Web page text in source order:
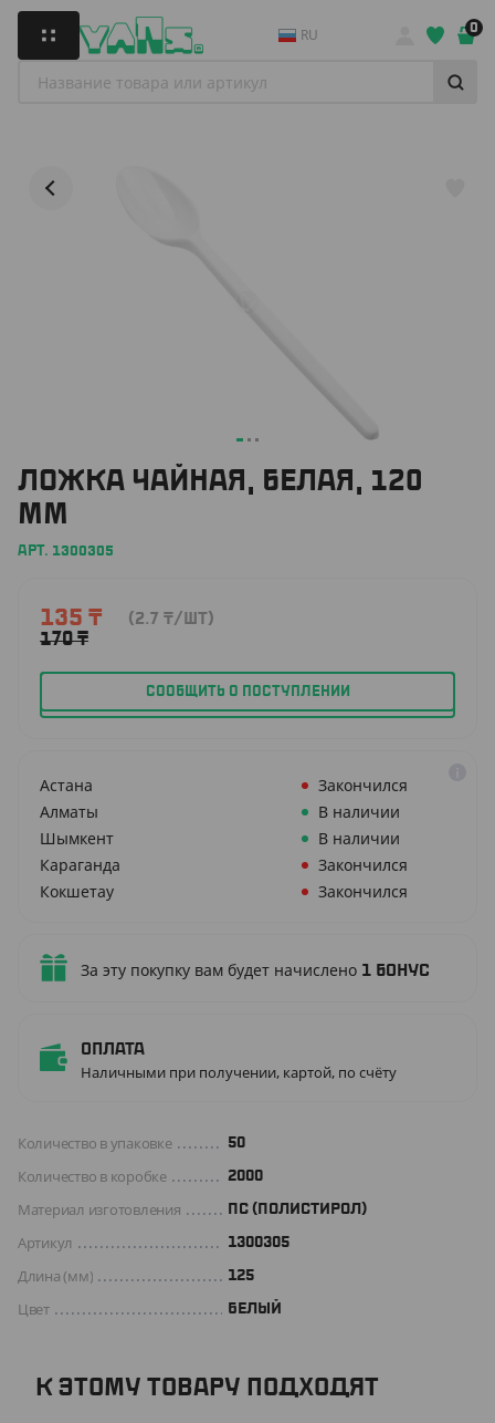
RU 0
ЛОЖКА ЧАЙНАЯ, БЕЛАЯ, 120
ММ
АРТ. 1300305
135 ₸
170₸
(2.7 ₸/ШТ)
СООБЩИТЬ О ПОСТУПЛЕНИИ
Астана
Закончился
Алматы
В наличии
Шымкент
В наличии
Караганда
Закончился
Кокшетау
Закончился
За эту покупку вам будет начислено 1 бонус
Оплата
Наличными при получении, картой, по счёту
Количество в упаковке 50
Количество в коробке 2000
Материал изготовления ПС (ПОЛИСТИРОЛ)
Артикул 1300305
Длина (мм) 125
Цвет БЕЛЫЙ
К ЭТОМУ ТОВАРУ ПОДХОДЯТ